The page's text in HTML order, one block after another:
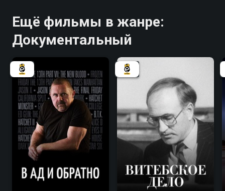
Ещё фильмы в жанре:
Документальный